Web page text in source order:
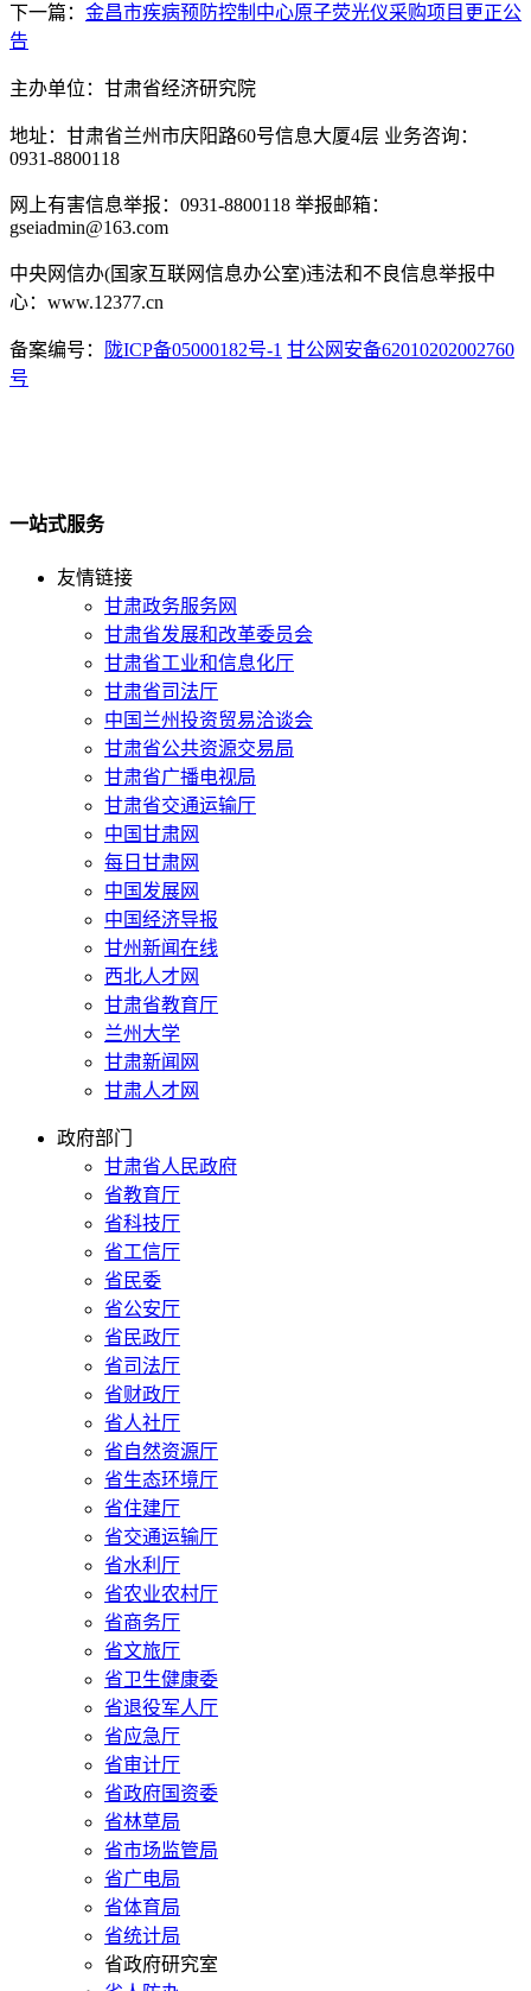
下一篇： 金昌市疾病预防控制中心原子荧光仪采购项目更正公
告
主办单位：甘肃省经济研究院
地址：甘肃省兰州市庆阳路60号信息大厦4层 业务咨询：
0931-8800118
网上有害信息举报：0931-8800118 举报邮箱：
gseiadmin@163.com
中央网信办(国家互联网信息办公室)违法和不良信息举报中
心：www.12377.cn
备案编号： 陇ICP备05000182号-1 甘公网安备62010202002760
号
一站式服务
友情链接
甘肃政务服务网
甘肃省发展和改革委员会
甘肃省工业和信息化厅
甘肃省司法厅
中国兰州投资贸易洽谈会
甘肃省公共资源交易局
甘肃省广播电视局
甘肃省交通运输厅
中国甘肃网
每日甘肃网
中国发展网
中国经济导报
甘州新闻在线
西北人才网
甘肃省教育厅
兰州大学
甘肃新闻网
甘肃人才网
政府部门
甘肃省人民政府
省教育厅
省科技厅
省工信厅
省民委
省公安厅
省民政厅
省司法厅
省财政厅
省人社厅
省自然资源厅
省生态环境厅
省住建厅
省交通运输厅
省水利厅
省农业农村厅
省商务厅
省文旅厅
省卫生健康委
省退役军人厅
省应急厅
省审计厅
省政府国资委
省林草局
省市场监管局
省广电局
省体育局
省统计局
省政府研究室